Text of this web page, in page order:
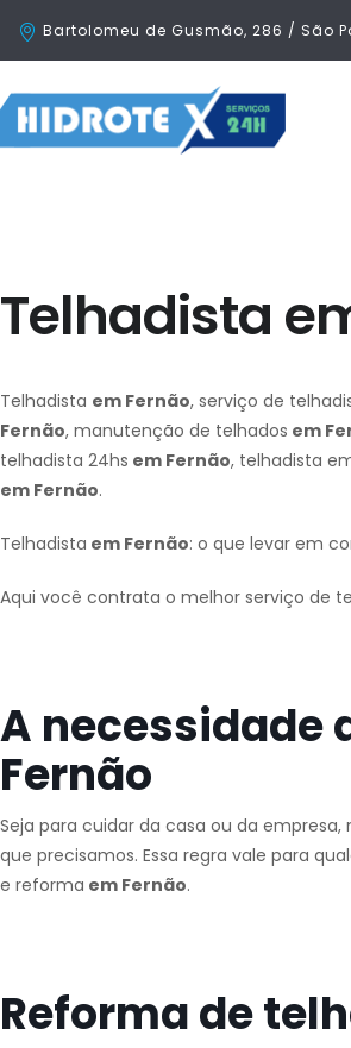
Bartolomeu de Gusmão, 286 / São
Telhadista
Telhadista em Fernão, serviço de
Fernão, manutenção de telhados em
telhadista 24hs em Fernão, telhadista
em Fernão.
Telhadista em Fernão: o que levar em
Aqui você contrata o melhor serviço de
A necessidade
Fernão
Seja para cuidar da casa ou da
que precisamos. Essa regra vale para
e reforma em Fernão.
Reforma de